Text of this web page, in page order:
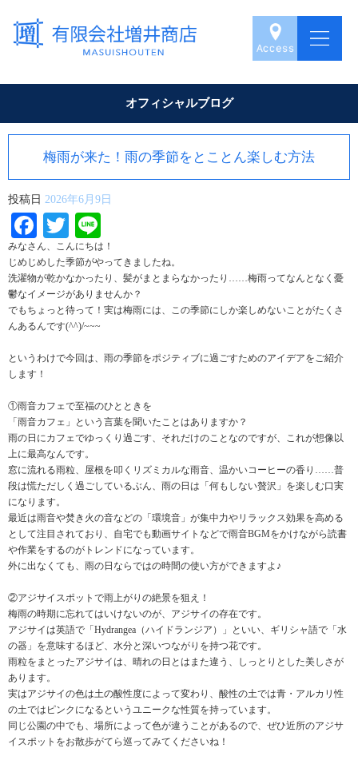
オフィシャルブログ
梅雨が来た！雨の季節をとことん楽しむ方法
投稿日 2026年6月9日
Facebook
Twitter
みなさん、こんにちは！
じめじめした季節がやってきましたね。
洗濯物が乾かなかったり、髪がまとまらなかったり……梅雨ってなんとなく憂
鬱なイメージがありませんか？
でもちょっと待って！実は梅雨には、この季節にしか楽しめないことがたくさ
んあるんです(^^)/~~~
というわけで今回は、雨の季節をポジティブに過ごすためのアイデアをご紹介
します！
①雨音カフェで至福のひとときを
「雨音カフェ」という言葉を聞いたことはありますか？
雨の日にカフェでゆっくり過ごす、それだけのことなのですが、これが想像以
上に最高なんです。
窓に流れる雨粒、屋根を叩くリズミカルな雨音、温かいコーヒーの香り……普
段は慌ただしく過ごしているぶん、雨の日は「何もしない贅沢」を楽しむ口実
になります。
最近は雨音や焚き火の音などの「環境音」が集中力やリラックス効果を高める
として注目されており、自宅でも動画サイトなどで雨音BGMをかけながら読書
や作業をするのがトレンドになっています。
外に出なくても、雨の日ならではの時間の使い方ができますよ♪
②アジサイスポットで雨上がりの絶景を狙え！
梅雨の時期に忘れてはいけないのが、アジサイの存在です。
アジサイは英語で「Hydrangea（ハイドランジア）」といい、ギリシャ語で「水
の器」を意味するほど、水分と深いつながりを持つ花です。
雨粒をまとったアジサイは、晴れの日とはまた違う、しっとりとした美しさが
あります。
実はアジサイの色は土の酸性度によって変わり、酸性の土では青・アルカリ性
の土ではピンクになるというユニークな性質を持っています。
同じ公園の中でも、場所によって色が違うことがあるので、ぜひ近所のアジサ
イスポットをお散歩がてら巡ってみてくださいね！